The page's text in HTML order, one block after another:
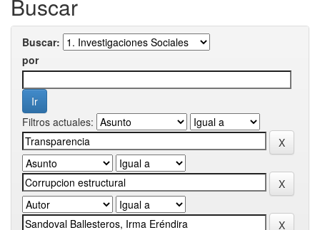
Buscar
Buscar:
por
Filtros actuales: